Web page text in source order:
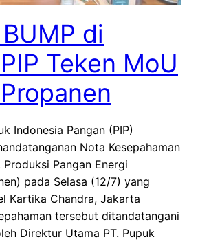
di
Teken MoU
Indonesia Pangan (PIP)
Nota Kesepahaman
Pangan Energi
pada Selasa (12/7) yang
Kartika Chandra, Jakarta
tersebut ditandatangani
Direktur Utama PT. Pupuk